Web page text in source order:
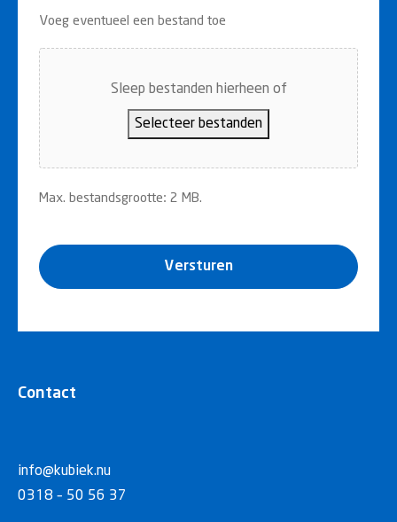
Voeg eventueel een bestand toe
Sleep bestanden hierheen of
Selecteer bestanden
Max. bestandsgrootte: 2 MB.
Versturen
Contact
info@kubiek.nu
0318 – 50 56 37